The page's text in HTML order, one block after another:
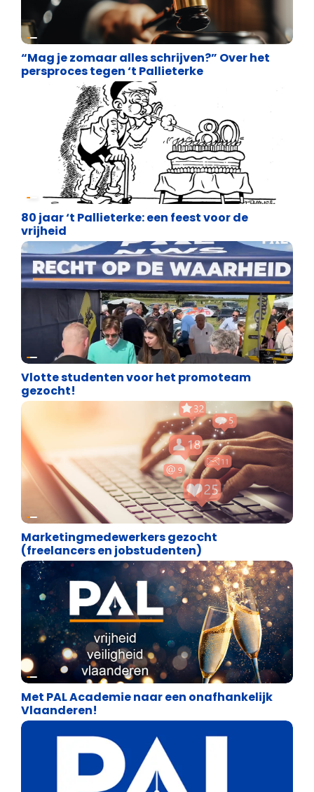
Over ons
“Mag je zomaar alles schrijven?” Over het
persproces tegen ‘t Pallieterke
Over ons
80 jaar ‘t Pallieterke: een feest voor de
vrijheid
Over ons
Vlotte studenten voor het promoteam
gezocht!
Over ons
Marketingmedewerkers gezocht
(freelancers en jobstudenten)
Over ons
Met PAL Academie naar een onafhankelijk
Vlaanderen!